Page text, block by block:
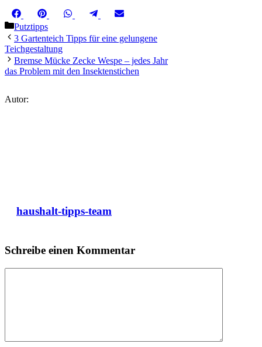
Share
on
FacebookShare
Pinterest Share
WhatsAppShare
TelegramShare
Kategorien
Putztipps
3 Gartenteich Tipps für eine gelungene
Teichgestaltung
Bremse Mücke Zecke Wespe – jedes Jahr
das Problem mit den Insektenstichen
Autor:
haushalt-tipps-team
Schreibe einen Kommentar